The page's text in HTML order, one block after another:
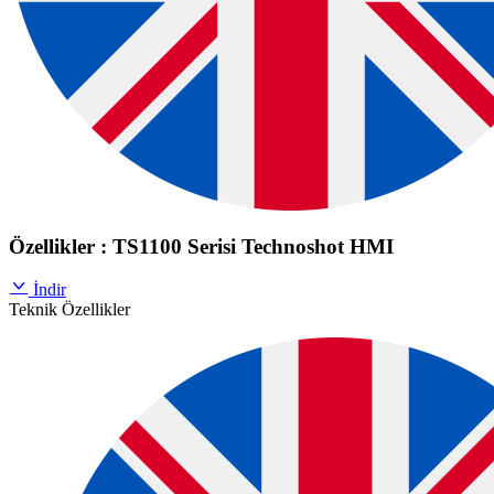
Özellikler : TS1100 Serisi Technoshot HMI
İndir
Teknik Özellikler